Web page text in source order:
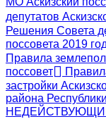
депутатов
Решения Совета
поссовета 2019 год
Правила
поссовет
застройки
района